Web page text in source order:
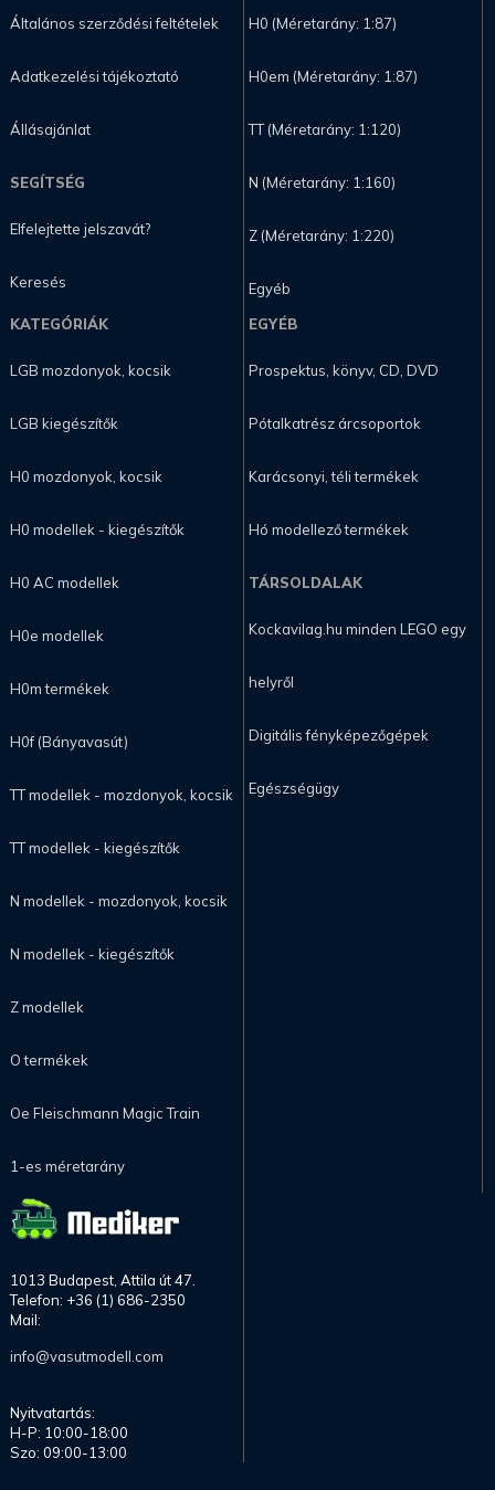
Általános szerződési feltételek
Adatkezelési tájékoztató
Állásajánlat
SEGÍTSÉG
Elfelejtette jelszavát?
Keresés
H0 (Méretarány: 1:87)
H0em (Méretarány: 1:87)
TT (Méretarány: 1:120)
N (Méretarány: 1:160)
Z (Méretarány: 1:220)
Egyéb
KATEGÓRIÁK
LGB mozdonyok, kocsik
LGB kiegészítők
H0 mozdonyok, kocsik
H0 modellek - kiegészítők
H0 AC modellek
H0e modellek
H0m termékek
H0f (Bányavasút)
TT modellek - mozdonyok, kocsik
TT modellek - kiegészítők
N modellek - mozdonyok, kocsik
N modellek - kiegészítők
Z modellek
O termékek
Oe Fleischmann Magic Train
1-es méretarány
EGYÉB
Prospektus, könyv, CD, DVD
Pótalkatrész árcsoportok
Karácsonyi, téli termékek
Hó modellező termékek
TÁRSOLDALAK
Kockavilag.hu minden LEGO egy
helyről
Digitális fényképezőgépek
Egészségügy
1013 Budapest, Attila út 47.
Telefon: +36 (1) 686-2350
Mail:
info@vasutmodell.com
Nyitvatartás:
H-P: 10:00-18:00
Szo: 09:00-13:00